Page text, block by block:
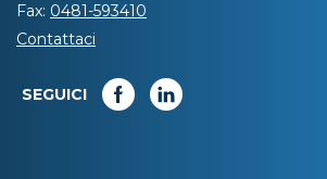
Fax: 0481-593410
Contattaci
SEGUICI